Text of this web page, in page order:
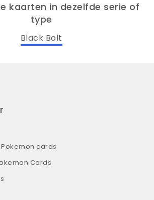
kaarten in dezelfde serie of
type
Black Bolt
cards
Cards